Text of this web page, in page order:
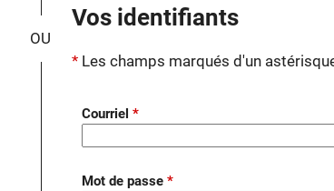
Vos identifiants
Les champs marqués d'un
Courriel
Mot de passe